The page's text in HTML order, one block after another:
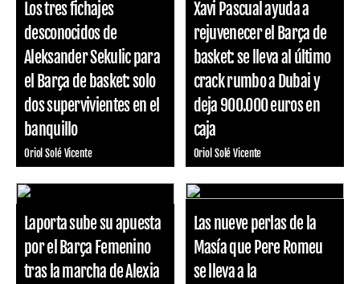
Los tres fichajes
desconocidos de
Aleksander Sekulic para
el Barça de basket: solo
dos supervivientes en el
banquillo
Oriol Solé Vicente
Xavi Pascual ayuda a
rejuvenecer el Barça de
basket: se lleva al último
crack rumbo a Dubai y
deja 900.000 euros en
caja
Oriol Solé Vicente
Laporta sube su apuesta
por el Barça Femenino
tras la marcha de Alexia
Las nueve perlas de la
Masía que Pere Romeu
se lleva a la